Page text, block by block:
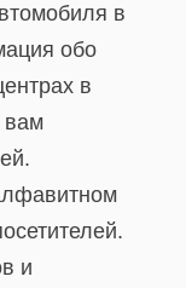
в
обо
в
вам
и